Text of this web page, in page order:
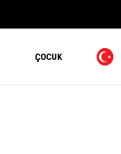
ÇOCUK